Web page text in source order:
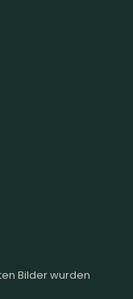
Bilder wurden